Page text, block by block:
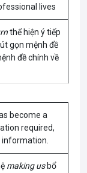
lives
thể hiện ý tiếp
gọn mệnh đề
đề chính về
become a
required,
information.
making us bổ